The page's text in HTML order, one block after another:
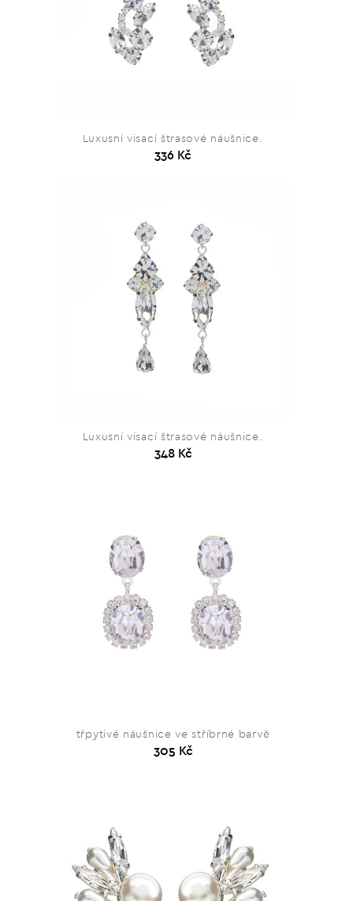
Luxusní visací štrasové náušnice.
336 Kč
Luxusní visací štrasové náušnice.
348 Kč
třpytivé náušnice ve stříbrné barvě
305 Kč